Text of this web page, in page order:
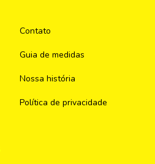
Contato
Guia de medidas
Nossa história
Política de privacidade